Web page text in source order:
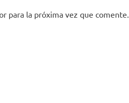
para la próxima vez que comente.